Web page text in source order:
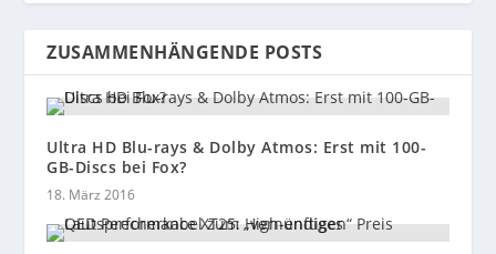
ZUSAMMENHÄNGENDE POSTS
Ultra HD Blu-rays & Dolby Atmos: Erst mit 100-
GB-Discs bei Fox?
18. März 2016